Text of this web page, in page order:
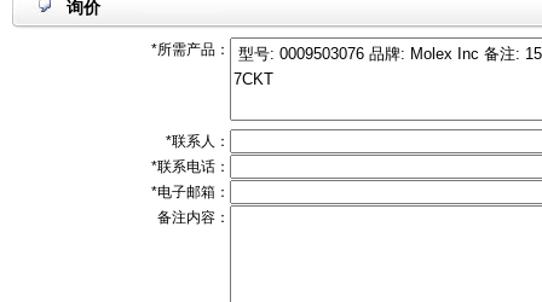
询价
*所需产品：
*联系人：
*联系电话：
*电子邮箱：
备注内容：